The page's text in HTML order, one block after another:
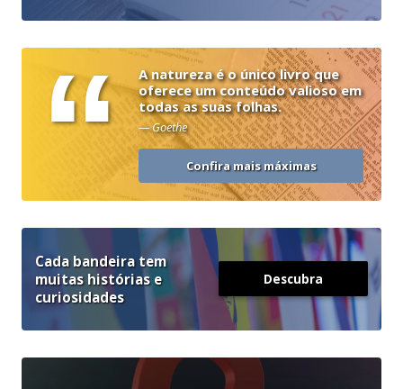
“
A natureza é o único livro que
oferece um conteúdo valioso em
todas as suas folhas.
— Goethe
Confira mais máximas
Cada bandeira tem
muitas histórias e
curiosidades
Descubra